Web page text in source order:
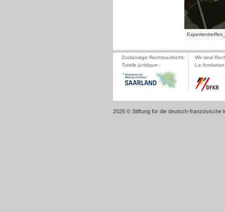
Zuständige Rechtsaufsicht:
Tutelle juridique :
Wir sind
La
2026 © Stiftung für die deutsch-französische